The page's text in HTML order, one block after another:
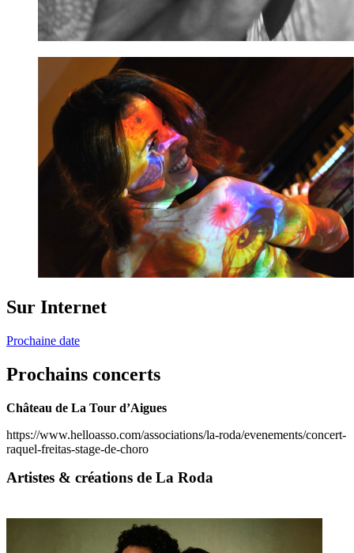
Sur Internet
Prochaine date
Prochains concerts
Château de La Tour d’Aigues
https://www.helloasso.com/associations/la-roda/evenements/concert-
raquel-freitas-stage-de-choro
Artistes & créations de La Roda